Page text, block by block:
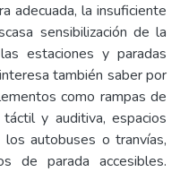
adecuada, la insuficiente
sensibilización de la
estaciones y paradas
también saber por
como rampas de
táctil y auditiva, espacios
autobuses o tranvías,
de parada accesibles.